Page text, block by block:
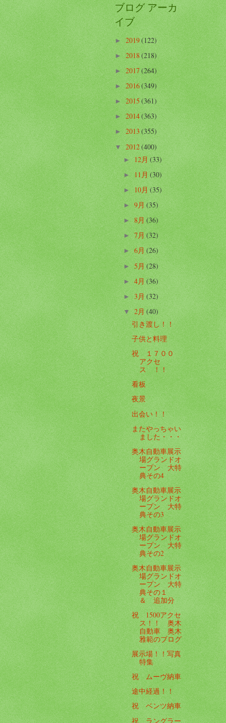
ブログ アーカ
イブ
►2019(122)
► 2018(218)
►2017(264)
►2016(349)
►2015(361)
►2014(363)
►2013(355)
▼2012(400)
►12月(33)
►11月(30)
►10月(35)
►9月(35)
►8月(36)
►7月(32)
►6月(26)
►5月(28)
► 4月(36)
►3月(32)
▼2月(40)
引き渡し！！
子供と料理
祝 １７００
アクセ
ス ！！
看板
夜景
出会い！！
またやっちゃい
ました・・・
奥木自動車展示
場グランドオ
ープン 大特
典その4
奥木自動車展示
場グランドオ
ープン 大特
典その3
奥木自動車展示
場グランドオ
ープン 大特
典その2
奥木自動車展示
場グランドオ
ープン 大特
典その１
＆ 追加分
祝 1500アクセ
ス！！ 奥木
自動車 奥木
雅範のブログ
展示場！！写真
特集
祝 ムーヴ納車
途中経過！！
祝 ベンツ納車
祝 ラングラー